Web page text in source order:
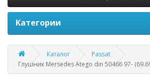
Категории
Каталог
Passat
Глушник Mersedes Atego din 50466 97-